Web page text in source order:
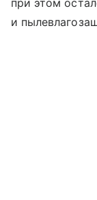
при этом
и